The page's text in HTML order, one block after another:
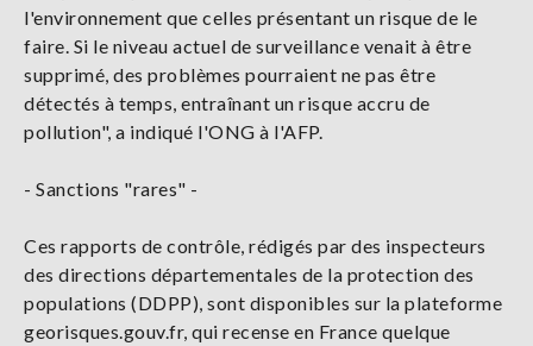
l'environnement que celles présentant un risque de le
faire. Si le niveau actuel de surveillance venait à être
supprimé, des problèmes pourraient ne pas être
détectés à temps, entraînant un risque accru de
pollution", a indiqué l'ONG à l'AFP.
- Sanctions "rares" -
Ces rapports de contrôle, rédigés par des inspecteurs
des directions départementales de la protection des
populations (DDPP), sont disponibles sur la plateforme
georisques.gouv.fr, qui recense en France quelque